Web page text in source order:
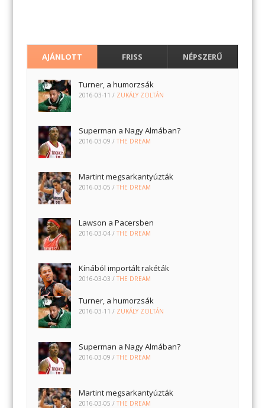
AJÁNLOTT FRISS NÉPSZERŰ
Turner, a humorzsák
2016-03-11 / ZUKÁLY ZOLTÁN
Superman a Nagy Almában?
2016-03-09 /THE DREAM
Martint megsarkantyúzták
2016-03-05 /THE DREAM
Lawson a Pacersben
2016-03-04 /THE DREAM
Kínából importált rakéták
2016-03-03 /THE DREAM
Turner, a humorzsák
2016-03-11 / ZUKÁLY ZOLTÁN
Superman a Nagy Almában?
2016-03-09 /THE DREAM
Martint megsarkantyúzták
2016-03-05 /THE DREAM